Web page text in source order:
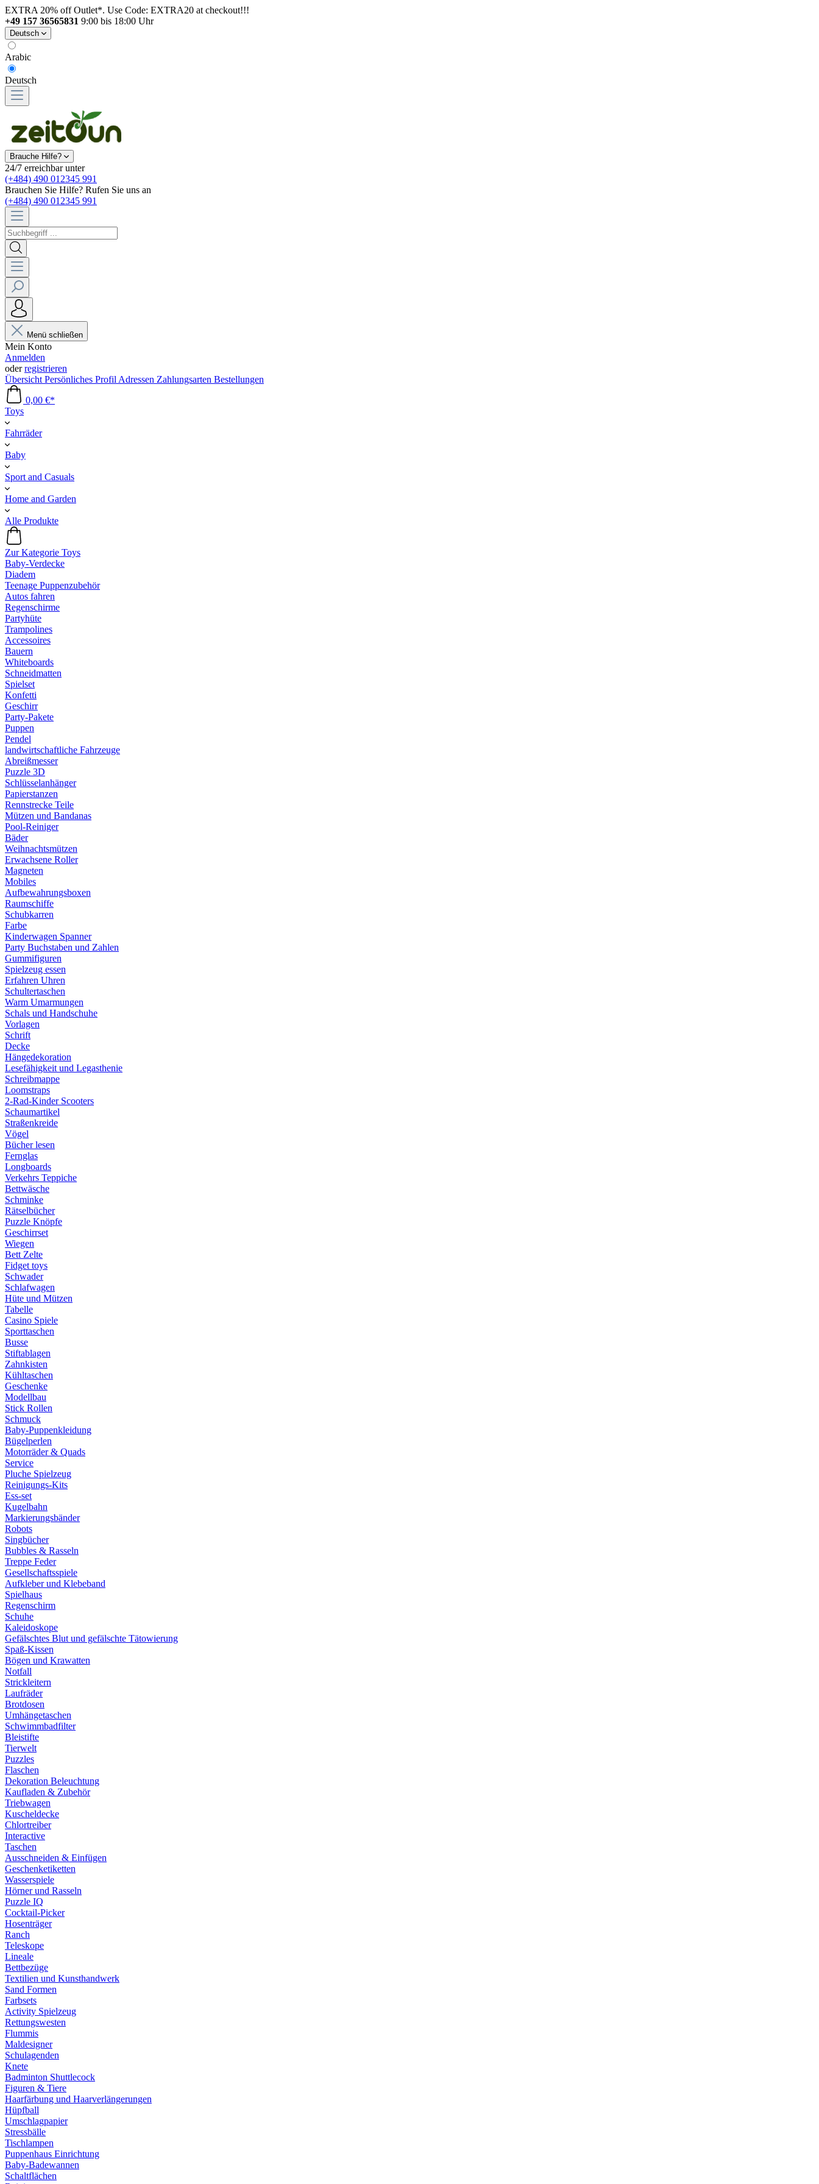
EXTRA 20% off Outlet*. Use Code: EXTRA20 at checkout!!!
+49 157 36565831 9:00 bis 18:00 Uhr
Deutsch
Arabic
Deutsch
Brauche Hilfe?
24/7 erreichbar unter
(+484) 490 012345 991
Brauchen Sie Hilfe? Rufen Sie uns an
(+484) 490 012345 991
Menü schließen
Mein Konto
Anmelden
oderregistrieren
Übersicht Persönliches Profil Adressen Zahlungsarten Bestellungen
0,00 €*
Toys
Fahrräder
Baby
Sport and Casuals
Home and Garden
Alle Produkte
Zur Kategorie Toys
Baby-Verdecke
Diadem
Teenage Puppenzubehör
Autos fahren
Regenschirme
Partyhüte
Trampolines
Accessoires
Bauern
Whiteboards
Schneidmatten
Spielset
Konfetti
Geschirr
Party-Pakete
Puppen
Pendel
landwirtschaftliche Fahrzeuge
Abreißmesser
Puzzle 3D
Schlüsselanhänger
Papierstanzen
Rennstrecke Teile
Mützen und Bandanas
Pool-Reiniger
Bäder
Weihnachtsmützen
Erwachsene Roller
Magneten
Mobiles
Aufbewahrungsboxen
Raumschiffe
Schubkarren
Farbe
Kinderwagen Spanner
Party Buchstaben und Zahlen
Gummifiguren
Spielzeug essen
Erfahren Uhren
Schultertaschen
Warm Umarmungen
Schals und Handschuhe
Vorlagen
Schrift
Decke
Hängedekoration
Lesefähigkeit und Legasthenie
Schreibmappe
Loomstraps
2-Rad-Kinder Scooters
Schaumartikel
Straßenkreide
Vögel
Bücher lesen
Fernglas
Longboards
Verkehrs Teppiche
Bettwäsche
Schminke
Rätselbücher
Puzzle Knöpfe
Geschirrset
Wiegen
Bett Zelte
Fidget toys
Schwader
Schlafwagen
Hüte und Mützen
Tabelle
Casino Spiele
Sporttaschen
Busse
Stiftablagen
Zahnkisten
Kühltaschen
Geschenke
Modellbau
Stick Rollen
Schmuck
Baby-Puppenkleidung
Bügelperlen
Motorräder & Quads
Service
Pluche Spielzeug
Reinigungs-Kits
Ess-set
Kugelbahn
Markierungsbänder
Robots
Singbücher
Bubbles & Rasseln
Treppe Feder
Gesellschaftsspiele
Aufkleber und Klebeband
Spielhaus
Regenschirm
Schuhe
Kaleidoskope
Gefälschtes Blut und gefälschte Tätowierung
Spaß-Kissen
Bögen und Krawatten
Notfall
Strickleitern
Laufräder
Brotdosen
Umhängetaschen
Schwimmbadfilter
Bleistifte
Tierwelt
Puzzles
Flaschen
Dekoration Beleuchtung
Kaufladen & Zubehör
Triebwagen
Kuscheldecke
Chlortreiber
Interactive
Taschen
Ausschneiden & Einfügen
Geschenketiketten
Wasserspiele
Hörner und Rasseln
Puzzle IQ
Cocktail-Picker
Hosenträger
Ranch
Teleskope
Lineale
Bettbezüge
Textilien und Kunsthandwerk
Sand Formen
Farbsets
Activity Spielzeug
Rettungswesten
Flummis
Maldesigner
Schulagenden
Knete
Badminton Shuttlecock
Figuren & Tiere
Haarfärbung und Haarverlängerungen
Hüpfball
Umschlagpapier
Stressbälle
Tischlampen
Puppenhaus Einrichtung
Baby-Badewannen
Schaltflächen